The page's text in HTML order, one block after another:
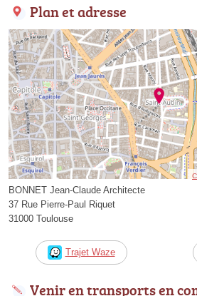
Plan et adresse
BONNET Jean-Claude Architecte
37 Rue Pierre-Paul Riquet
31000 Toulouse
Trajet Waze
Venir en transports en